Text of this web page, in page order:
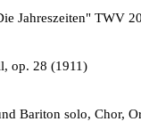
Jahreszeiten" TWV
op. 28 (1911)
Bariton solo, Chor,